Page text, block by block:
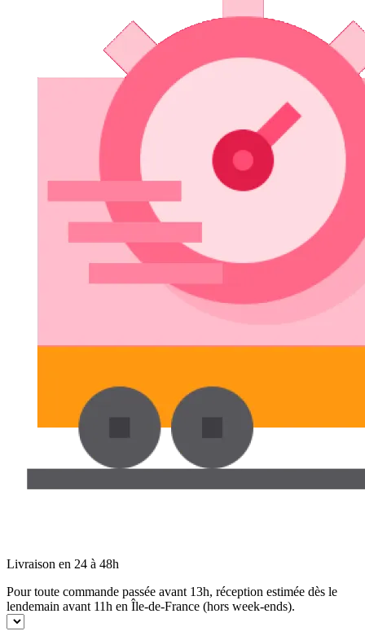
Livraison en 24 à 48h
Pour toute commande passée avant 13h, réception estimée dès le
lendemain avant 11h en Île-de-France (hors week-ends).